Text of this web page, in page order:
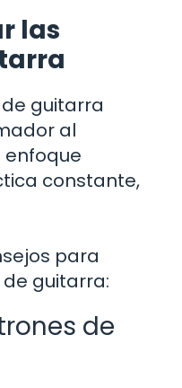
las
guitarra
al
enfoque
constante,
para
guitarra:
de